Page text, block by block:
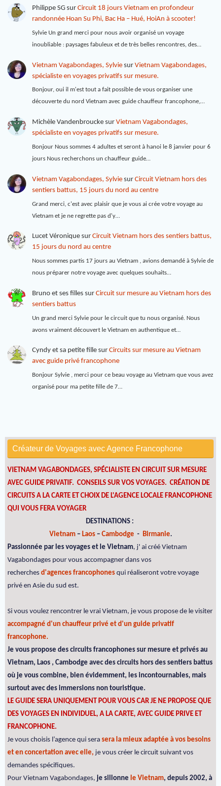
Philippe SGsur Circuit 18 jours Vietnam en profondeur
randonnée Hoan Su Phi, Bac Ha – Hué, HoiAn à scooter!
Sylvie Un grand merci pour nous avoir organisé un voyage
inoubliable : paysages fabuleux et de très belles rencontres, des…
Vietnam Vagabondages, Sylviesur Vietnam Vagabondages,
spécialiste en voyages privatifs sur mesure.
Bonjour, oui il m'est tout a fait possible de vous organiser une
découverte du nord Vietnam avec guide chauffeur francophone,…
Michèle Vandenbrouckesur Vietnam Vagabondages,
spécialiste en voyages privatifs sur mesure.
Bonjour Nous sommes 4 adultes et seront à hanoi le 8 janvier pour 6
jours Nous recherchons un chauffeur guide…
Vietnam Vagabondages, Sylviesur Circuit Vietnam hors des
sentiers battus, 15 jours du nord au centre
Grand merci, c'est avec plaisir que je vous ai crée votre voyage au
Vietnam et je ne regrette pas d'y…
Lucet Véroniquesur Circuit Vietnam hors des sentiers battus,
15 jours du nord au centre
Nous sommes partis 17 jours au Vietnam , avions demandé à Sylvie de
nous préparer notre voyage avec quelques souhaits…
Bruno et ses fillessur Circuit sur mesure au Vietnam hors des
sentiers battus
Un grand merci Sylvie pour le circuit que tu nous organisé. Nous
avons vraiment découvert le Vietnam en authentique et…
Cyndy et sa petite fillesur Circuits sur mesure au Vietnam
avec guide privé francophone
Bonjour Sylvie , merci pour ce beau voyage au Vietnam que vous avez
organisé pour ma petite fille de 7…
Créateur de Voyages avec Agence Francophone
VIETNAM VAGABONDAGES, SPÉCIALISTE EN CIRCUIT SUR MESURE
AVEC GUIDE PRIVATIF. CONSEILS SUR VOS VOYAGES. CRÉATION DE
CIRCUITS A LA CARTE ET CHOIX DE L'AGENCE LOCALE FRANCOPHONE
QUI VOUS FERA VOYAGER
DESTINATIONS :
Vietnam– Laos – Cambodge - Birmanie.
Passionnée par les voyages et le Vietnam, j' ai créé Vietnam
Vagabondages pour vous accompagner dans vos
recherches d'agences francophones qui réaliseront votre voyage
privé en Asie du sud est.
Si vous voulez rencontrer le vrai Vietnam, je vous propose de le visiter
accompagné d'un chauffeur privé et d'un guide privatif
francophone.
Je vous propose des circuits francophones sur mesure et privés au
Vietnam, Laos , Cambodge avec des circuits hors des sentiers battus
où je vous combine, bien évidemment, les incontournables, mais
surtout avec des immersions non touristique.
LE GUIDE SERA UNIQUEMENT POUR VOUS CAR JE NE PROPOSE QUE
DES VOYAGES EN INDIVIDUEL, A LA CARTE, AVEC GUIDE PRIVE ET
FRANCOPHONE.
Je vous choisis l’agence qui sera sera la mieux adaptée à vos besoins
et en concertation avec elle, je vous créer le circuit suivant vos
demandes spécifiques.
Pour Vietnam Vagabondages, je sillonne le Vietnam, depuis 2002, à